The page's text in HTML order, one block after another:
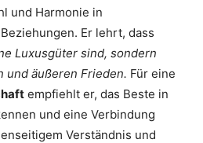
und Harmonie in
Er lehrt, dass
Luxusgüter sind, sondern
und äußeren Frieden. Für eine
empfiehlt er, das Beste in
und eine Verbindung
Verständnis und